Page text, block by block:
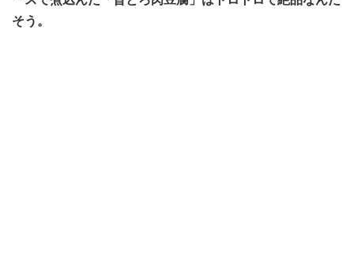
そう。